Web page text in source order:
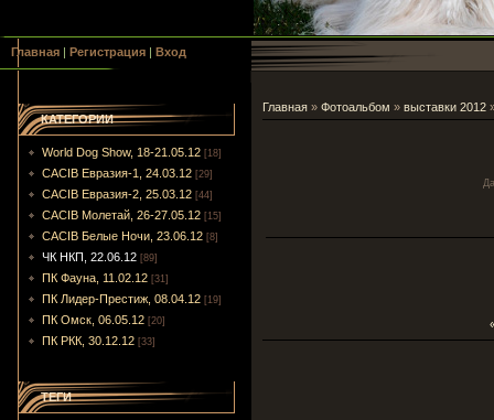
Главная | Регистрация | Вход
КАТЕГОРИИ
World Dog Show, 18-21.05.12 [18]
CACIB Евразия-1, 24.03.12 [29]
CACIB Евразия-2, 25.03.12 [44]
CACIB Молетай, 26-27.05.12 [15]
CACIB Белые Ночи, 23.06.12 [8]
ЧК НКП, 22.06.12 [89]
ПК Фауна, 11.02.12 [31]
ПК Лидер-Престиж, 08.04.12 [19]
ПК Омск, 06.05.12 [20]
ПК РКК, 30.12.12 [33]
ТЕГИ
Главная » Фотоальбом » выставки 2012